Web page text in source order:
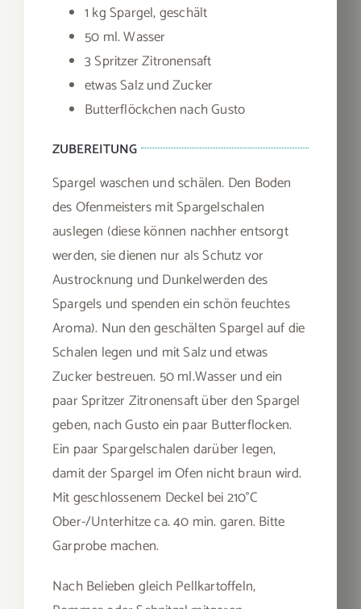
1 kg Spargel, geschält
50 ml. Wasser
3 Spritzer Zitronensaft
etwas Salz und Zucker
Butterflöckchen nach Gusto
ZUBEREITUNG
Spargel waschen und schälen. Den Boden
des Ofenmeisters mit Spargelschalen
auslegen (diese können nachher entsorgt
werden, sie dienen nur als Schutz vor
Austrocknung und Dunkelwerden des
Spargels und spenden ein schön feuchtes
Aroma). Nun den geschälten Spargel auf die
Schalen legen und mit Salz und etwas
Zucker bestreuen. 50 ml.Wasser und ein
paar Spritzer Zitronensaft über den Spargel
geben, nach Gusto ein paar Butterflocken.
Ein paar Spargelschalen darüber legen,
damit der Spargel im Ofen nicht braun wird.
Mit geschlossenem Deckel bei 210°C
Ober-/Unterhitze ca. 40 min. garen. Bitte
Garprobe machen.
Nach Belieben gleich Pellkartoffeln,